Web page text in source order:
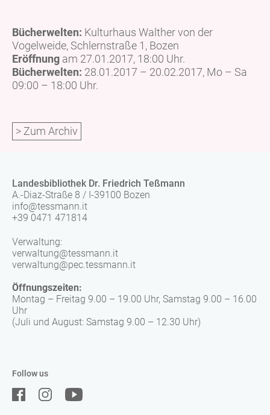
Bücherwelten: Kulturhaus Walther von der
Vogelweide, Schlernstraße 1, Bozen
Eröffnung am 27.01.2017, 18:00 Uhr.
Bücherwelten: 28.01.2017 – 20.02.2017, Mo – Sa
09:00 – 18:00 Uhr.
> Zum Archiv
Landesbibliothek Dr. Friedrich Teßmann
A.-Diaz-Straße 8 / I-39100 Bozen
info@tessmann.it
+39 0471 471814
Follow us
Verwaltung:
verwaltung@tessmann.it
verwaltung@pec.tessmann.it
Öffnungszeiten:
Montag – Freitag 9.00 – 19.00 Uhr, Samstag 9.00 – 16.00
Uhr
(Juli und August: Samstag 9.00 – 12.30 Uhr)